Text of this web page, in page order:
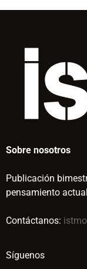
Sobre nosotros
Publicación
pensamiento
Contáctanos:
Síguenos